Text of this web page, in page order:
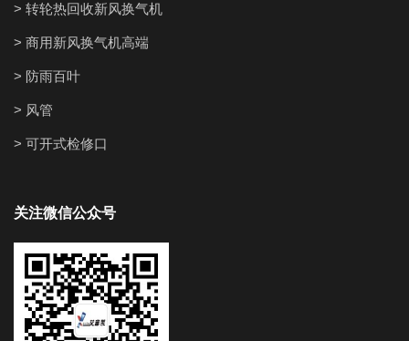
> 转轮热回收新风换气机
> 商用新风换气机高端
> 防雨百叶
> 风管
> 可开式检修口
关注微信公众号